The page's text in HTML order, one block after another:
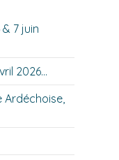
7 juin
2026…